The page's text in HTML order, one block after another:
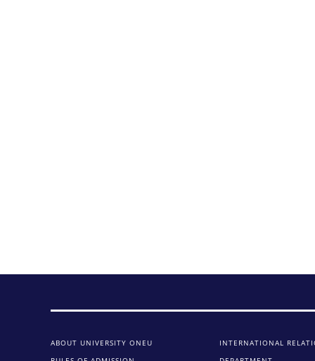
ABOUT UNIVERSITY ONEU
INTERNATIONAL